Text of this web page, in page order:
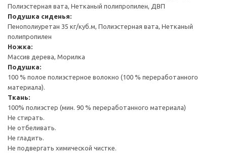
Полиэстерная вата, Нетканый полипропилен, ДВП
Подушка сиденья:
Пенополиуретан 35 кг/куб.м, Полиэстерная вата, Нетканый
полипропилен
Ножка:
Массив дерева, Морилка
Подушка:
100 % полое полиэстерное волокно (100 % переработанного
материала).
Ткань:
100% полиэстер (мин. 90 % переработанного материала)
Не стирать.
Не отбеливать.
Не гладить.
Не подвергать химической чистке.